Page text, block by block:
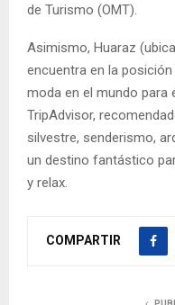
de Turismo (OMT).
Asimismo, Huaraz
encuentra en la
moda en el mundo para
TripAdvisor,
silvestre, senderismo,
un destino fantástico
y relax.
COMPARTIR